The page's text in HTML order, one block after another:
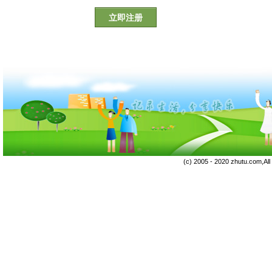
立即注册
(c) 2005 - 2020